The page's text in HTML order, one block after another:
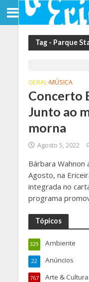
Tag - Parque
GERAL•MÚSICA
Concerto
Junto ao
morna
Agosto 5, 2022
Bárbara
Agosto, na
integrada no
programa
Tópicos
Ambiente
329
Anúncios
22
Arte & Cultura
767